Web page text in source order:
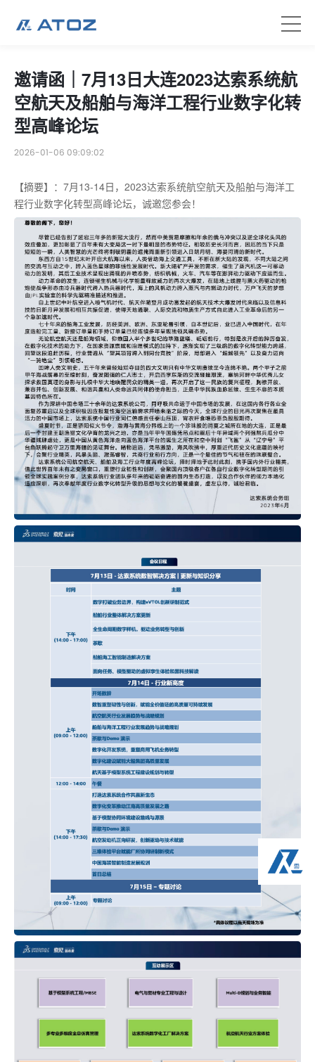
邀请函｜7月13日大连2023达索系统航
空航天及船舶与海洋工程行业数字化转
型高峰论坛
2026-01-06 09:09:02
【摘要】： 7月13-14日，2023达索系统航空航天及船舶与海洋工
程行业数字化转型高峰论坛，诚邀您参会！